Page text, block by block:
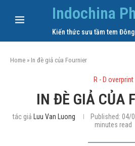
Indochina
Kiến thức sưu tầm tem
Home » In đè giả của Fournier
R - D overprint
IN ĐÈ GIẢ CỦA
tác giả Luu Van Luong Published: 04/
minutes read